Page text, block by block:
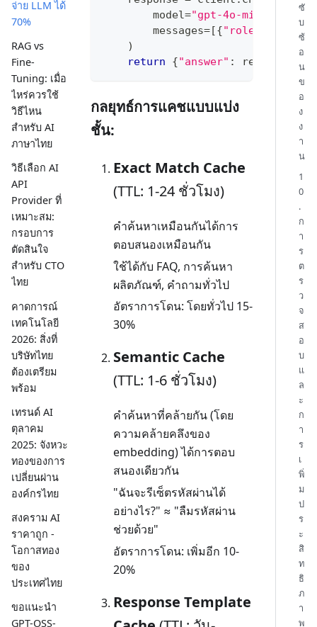
จ่าย LLM ได้
70%
RAG vs
Fine-
Tuning: เมื่อ
ไหร่ควรใช้
วิธีไหน
สำหรับ AI
ภาษาไทย
วิธีเลือก AI
API
Provider ที่
เหมาะสม:
กรอบการ
ตัดสินใจ
สำหรับ CTO
ไทย
คาดการณ์
เทคโนโลยี
2026: สิ่งที่
บริษัทไทย
ต้องเตรียม
พร้อม
เทรนด์ AI
ตุลาคม
2025: จังหวะ
ทองของการ
เปลี่ยนผ่าน
องค์กรไทย
สงคราม AI
ราคาถูก -
โอกาสทอง
ของ
ประเทศไทย
ขอแนะนำ
GPT-OSS-
        model
="gpt-4o-mini"
        messages
=[{"role" "user"
)
return
{"answer" : response
กลยุทธ์การแคชแบบแบ่ง
ชั้น:
Exact Match Cache
(TTL: 1-24 ชั่วโมง)
คำค้นหาเหมือนกันได้การ
ตอบสนองเหมือนกัน
ใช้ได้กับ FAQ, การค้นหา
ผลิตภัณฑ์, คำถามทั่วไป
อัตราการโดน: โดยทั่วไป 15-
30%
Semantic Cache
(TTL: 1-6 ชั่วโมง)
คำค้นหาที่คล้ายกัน (โดย
ความคล้ายคลึงของ
embedding) ได้การตอบ
สนองเดียวกัน
"ฉันจะรีเซ็ตรหัสผ่านได้
อย่างไร?" ≈ "ลืมรหัสผ่าน
ช่วยด้วย"
อัตราการโดน: เพิ่มอีก 10-
20%
Response Template
ซั
บ
ซ้
อ
น
ข
อ
ง
ง
า
น
1
0
.
ก
า
ร
ต
ร
ว
จ
ส
อ
บ
แ
ล
ะ
ก
า
ร
เ
พิ่
ม
ป
ร
ะ
สิ
ท
ธิ
ภ
า
พ